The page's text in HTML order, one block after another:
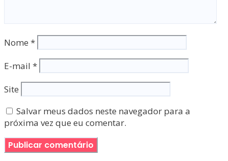
Nome *
E-mail *
Site
Salvar meus dados neste navegador para a
próxima vez que eu comentar.